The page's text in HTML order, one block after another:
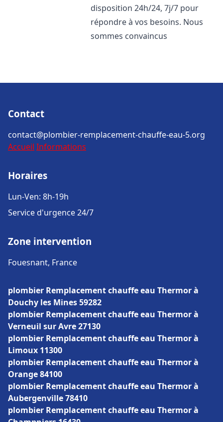
disposition 24h/24, 7j/7 pour
répondre à vos besoins. Nous
sommes convaincus
Contact
contact@plombier-remplacement-chauffe-eau-5.org
Accueil Informations
Horaires
Lun-Ven: 8h-19h
Service d'urgence 24/7
Zone intervention
Fouesnant, France
plombier Remplacement chauffe eau Thermor à
Douchy les Mines 59282
plombier Remplacement chauffe eau Thermor à
Verneuil sur Avre 27130
plombier Remplacement chauffe eau Thermor à
Limoux 11300
plombier Remplacement chauffe eau Thermor à
Orange 84100
plombier Remplacement chauffe eau Thermor à
Aubergenville 78410
plombier Remplacement chauffe eau Thermor à